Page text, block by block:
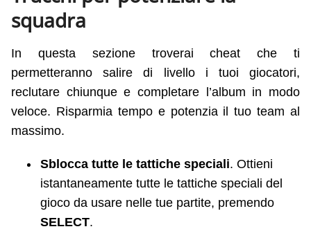
120A07DC 00006363
220A07F4 00000063
120A07F6 00006363
220A07FD 00000063
220A07FE 00000063
220A0801 00000063
squadra
In questa sezione troverai cheat che ti
permetteranno salire di livello i tuoi giocatori,
reclutare chiunque e completare l’album in modo
veloce. Risparmia tempo e potenzia il tuo team al
massimo.
Sblocca tutte le tattiche speciali. Ottieni
istantaneamente tutte le tattiche speciali del
gioco da usare nelle tue partite, premendo
SELECT.